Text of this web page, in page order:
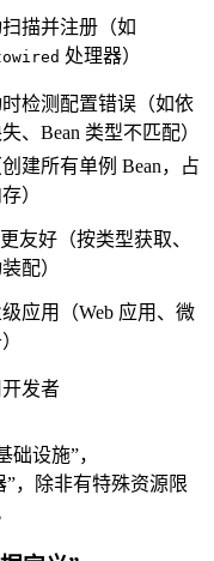
描并注册（如
处理器）
检测配置错误（如依
、Bean 类型不匹配）
建所有单例 Bean，占
）
友好（按类型获取、
配）
应用（Web 应用、微
发者
础设施”，
”，除非有特殊资源限